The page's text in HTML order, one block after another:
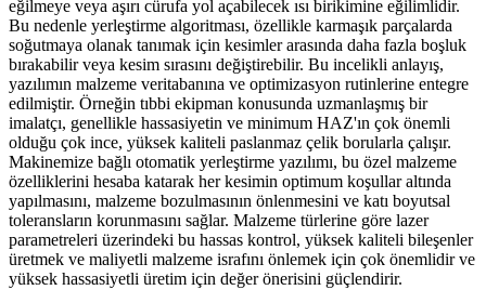
eğilmeye veya aşırı cürufa yol açabilecek ısı birikimine eğilimlidir.
Bu nedenle yerleştirme algoritması, özellikle karmaşık parçalarda
soğutmaya olanak tanımak için kesimler arasında daha fazla boşluk
bırakabilir veya kesim sırasını değiştirebilir. Bu incelikli anlayış,
yazılımın malzeme veritabanına ve optimizasyon rutinlerine entegre
edilmiştir. Örneğin tıbbi ekipman konusunda uzmanlaşmış bir
imalatçı, genellikle hassasiyetin ve minimum HAZ'ın çok önemli
olduğu çok ince, yüksek kaliteli paslanmaz çelik borularla çalışır.
Makinemize bağlı otomatik yerleştirme yazılımı, bu özel malzeme
özelliklerini hesaba katarak her kesimin optimum koşullar altında
yapılmasını, malzeme bozulmasının önlenmesini ve katı boyutsal
toleransların korunmasını sağlar. Malzeme türlerine göre lazer
parametreleri üzerindeki bu hassas kontrol, yüksek kaliteli bileşenler
üretmek ve maliyetli malzeme israfını önlemek için çok önemlidir ve
yüksek hassasiyetli üretim için değer önerisini güçlendirir.